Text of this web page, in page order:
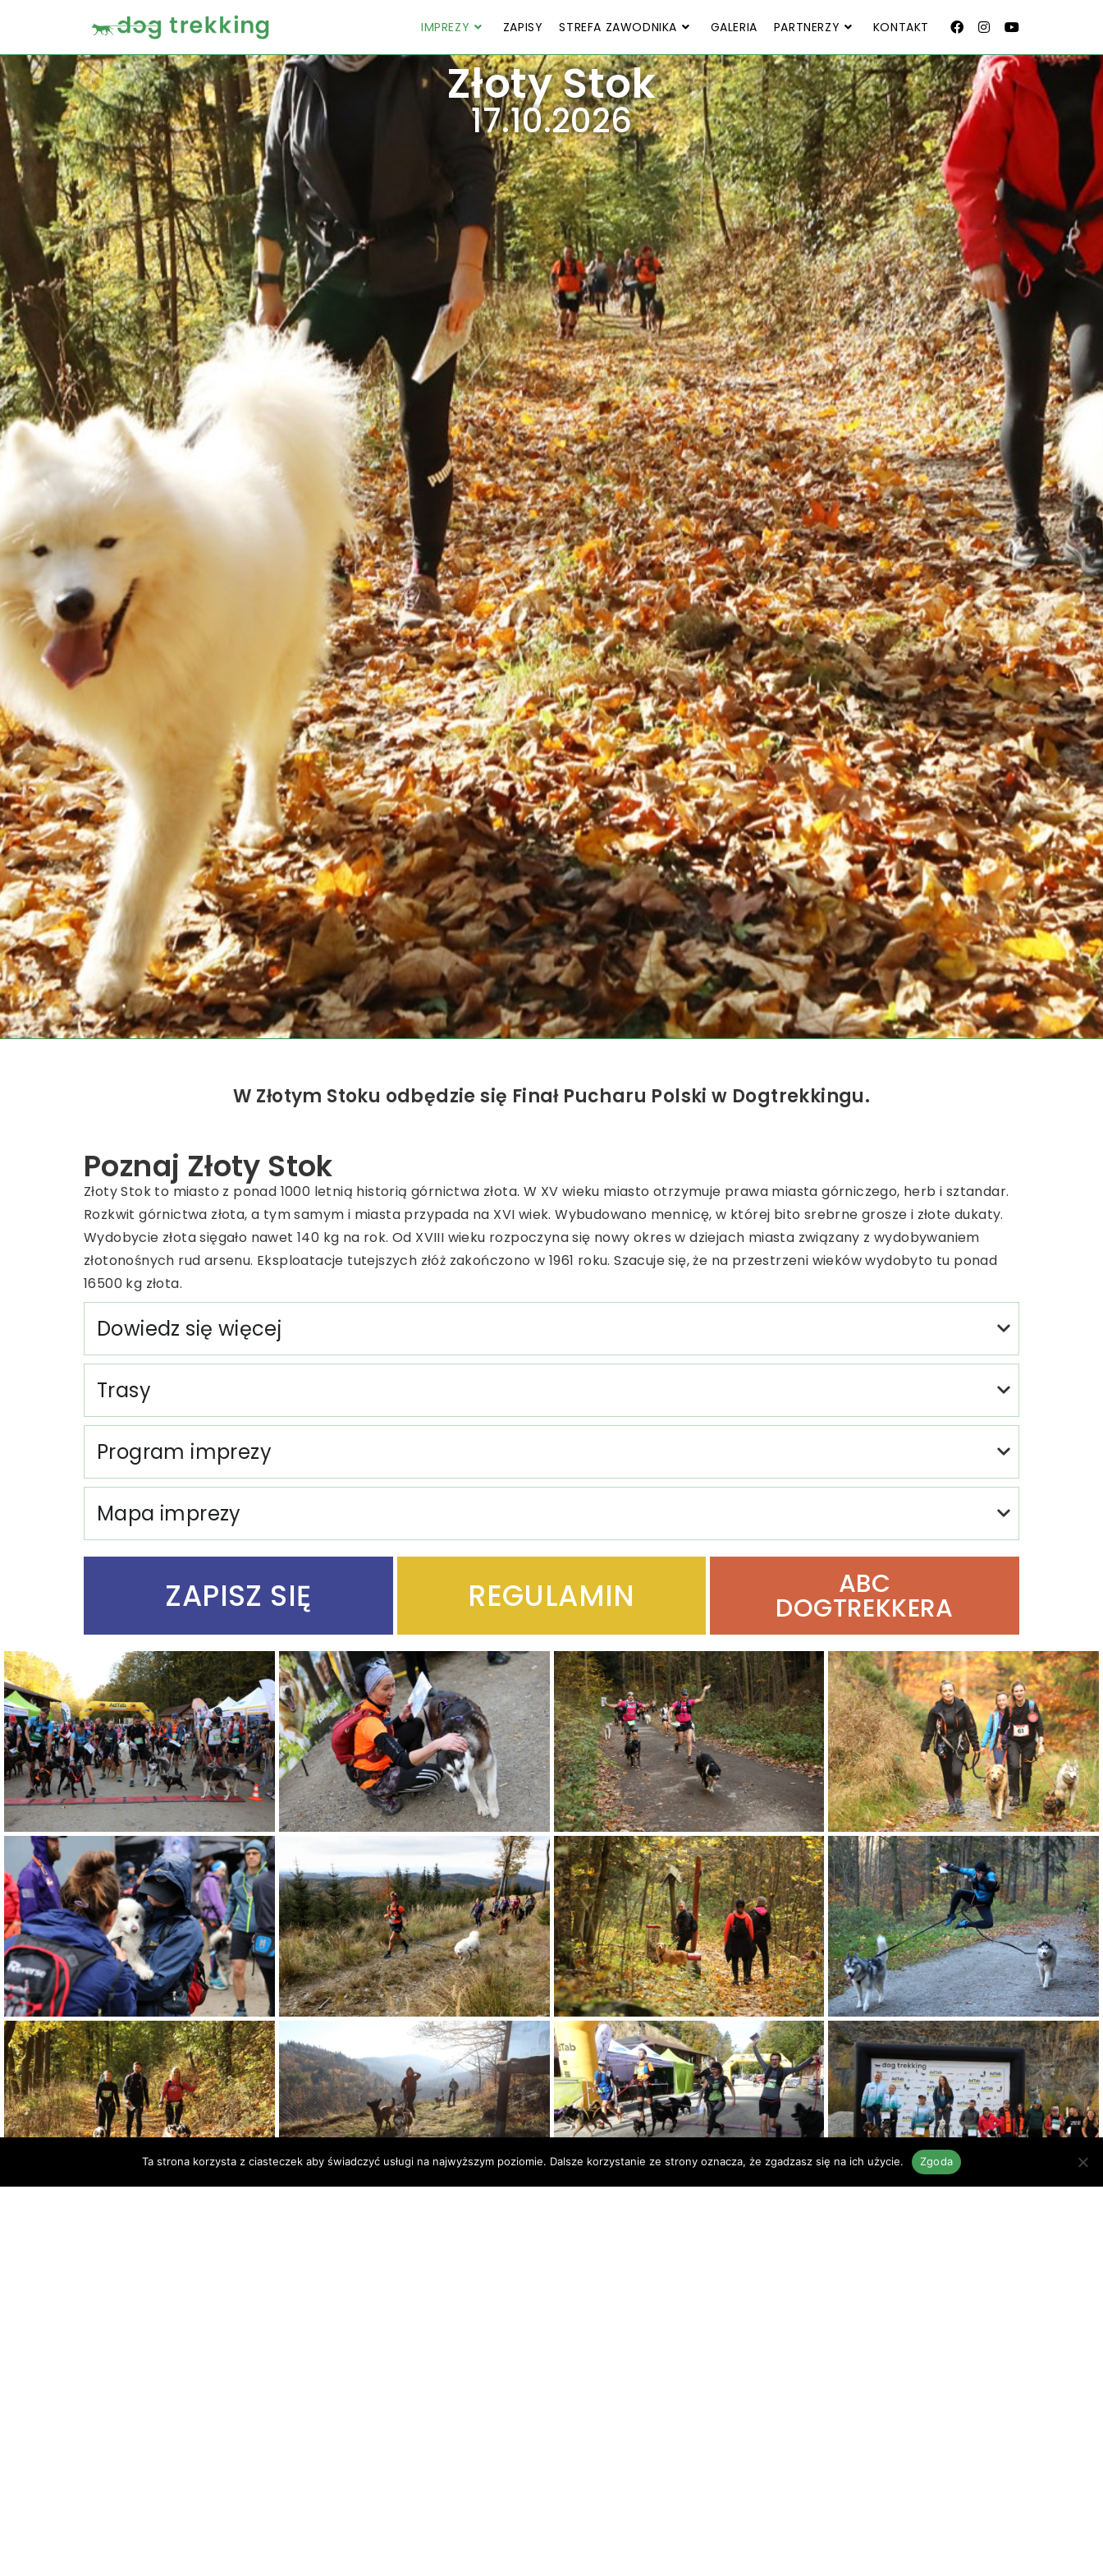
IMPREZY ZAPISY STREFA ZAWODNIKA GALERIA PARTNERZY KONTAKT
Złoty Stok
17.10.2026
W Złotym Stoku odbędzie się Finał Pucharu Polski w Dogtrekkingu.
Poznaj Złoty Stok
Złoty Stok to miasto z ponad 1000 letnią historią górnictwa złota. W XV wieku miasto otrzymuje prawa miasta górniczego, herb i sztandar.
Rozkwit górnictwa złota, a tym samym i miasta przypada na XVI wiek. Wybudowano mennicę, w której bito srebrne grosze i złote dukaty.
Wydobycie złota sięgało nawet 140 kg na rok. Od XVIII wieku rozpoczyna się nowy okres w dziejach miasta związany z wydobywaniem
złotonośnych rud arsenu. Eksploatacje tutejszych złóż zakończono w 1961 roku. Szacuje się, że na przestrzeni wieków wydobyto tu ponad
16500 kg złota.
Dowiedz się więcej
Trasy
Program imprezy
Mapa imprezy
ZAPISZ SIĘ REGULAMIN ABC
DOGTREKKERA
Ta strona korzysta z ciasteczek aby świadczyć usługi na najwyższym poziomie. Dalsze korzystanie ze strony oznacza, że zgadzasz się na ich użycie. Zgoda